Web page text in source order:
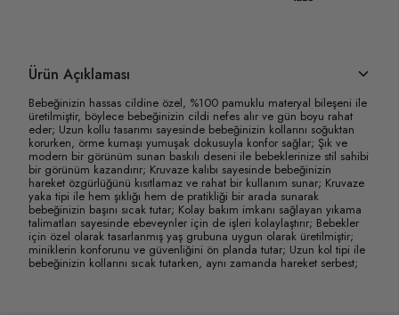
Ürün Açıklaması
Bebeğinizin hassas cildine özel, %100 pamuklu materyal bileşeni ile
üretilmiştir, böylece bebeğinizin cildi nefes alır ve gün boyu rahat
eder; Uzun kollu tasarımı sayesinde bebeğinizin kollarını soğuktan
korurken, örme kumaşı yumuşak dokusuyla konfor sağlar; Şık ve
modern bir görünüm sunan baskılı deseni ile bebeklerinize stil sahibi
bir görünüm kazandırır; Kruvaze kalıbı sayesinde bebeğinizin
hareket özgürlüğünü kısıtlamaz ve rahat bir kullanım sunar; Kruvaze
yaka tipi ile hem şıklığı hem de pratikliği bir arada sunarak
bebeğinizin başını sıcak tutar; Kolay bakım imkanı sağlayan yıkama
talimatları sayesinde ebeveynler için de işleri kolaylaştırır; Bebekler
için özel olarak tasarlanmış yaş grubuna uygun olarak üretilmiştir;
miniklerin konforunu ve güvenliğini ön planda tutar; Uzun kol tipi ile
bebeğinizin kollarını sıcak tutarken, aynı zamanda hareket serbest;